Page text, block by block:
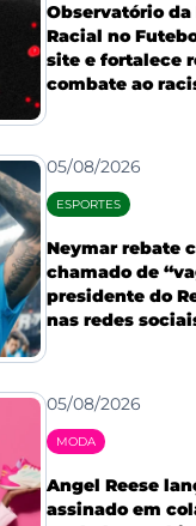
Observatório
Racial no
site e fortalece
combate ao
05/08/2026
ESPORTES
Neymar rebate
chamado de
presidente do
nas redes
05/08/2026
MODA
Angel Reese
assinado em